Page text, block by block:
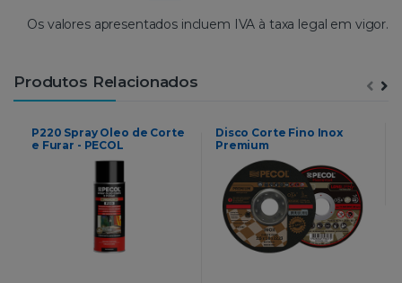
Os valores apresentados incluem IVA à taxa legal em vigor.
Produtos Relacionados
P220 Spray Oleo de Corte
e Furar - PECOL
Disco Corte Fino Inox
Premium